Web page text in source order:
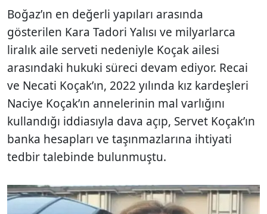
Boğaz’ın en değerli yapıları arasında
gösterilen Kara Tadori Yalısı ve milyarlarca
liralık aile serveti nedeniyle Koçak ailesi
arasındaki hukuki süreci devam ediyor. Recai
ve Necati Koçak’ın, 2022 yılında kız kardeşleri
Naciye Koçak’ın annelerinin mal varlığını
kullandığı iddiasıyla dava açıp, Servet Koçak’ın
banka hesapları ve taşınmazlarına ihtiyati
tedbir talebinde bulunmuştu.